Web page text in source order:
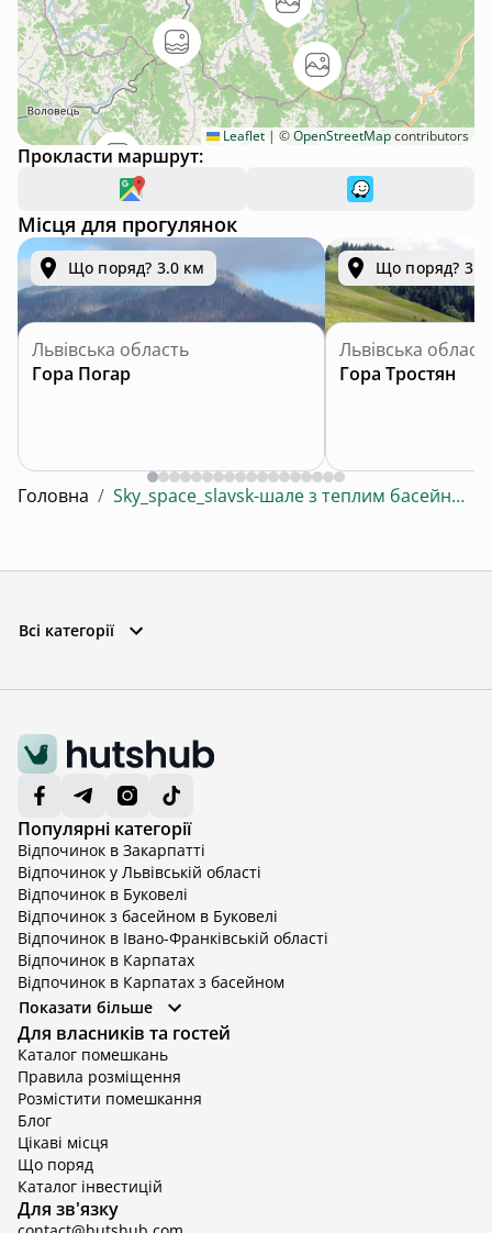
Leaflet | ©OpenStreetMapcontributors
Прокласти маршрут:
Місця для прогулянок
Що поряд? 3.0 км
Львівська область
Гора Погар
Що поряд? 3.0
Львівська
Гора Тростян
Головна / Sky_space_slavsk-шале з теплим басейном🩵
Всі категорії
Популярні категорії
Відпочинок в Закарпатті
Відпочинок у Львівській області
Відпочинок в Буковелі
Відпочинок з басейном в Буковелі
Відпочинок в Івано-Франківській області
Відпочинок в Карпатах
Відпочинок в Карпатах з басейном
Відпочинок в Київській області
Відпочинок в Київській області з басейном
Відпочинок в Тернопільській області
Відпочинок у Вінницькій області
Відпочинок в Яремче
Відпочинок у Львівській області з басейном
Відпочинок з басейном в Тернопільській області
Показати більше
Для власників та гостей
Каталог помешкань
Правила розміщення
Розмістити помешкання
Блог
Цікаві місця
Що поряд
Каталог інвестицій
Для зв'язку